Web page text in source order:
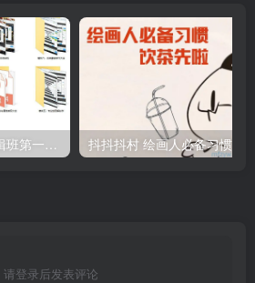
请登录后发表评论